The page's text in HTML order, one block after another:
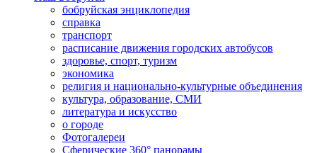
бобруйская энциклопедия
справка
транспорт
расписание движения городских автобусов
здоровье, спорт, туризм
экономика
религия и национально-культурные объединения
культура, образование, СМИ
литература и искусство
о городе
Фотогалереи
Сферические 360° панорамы